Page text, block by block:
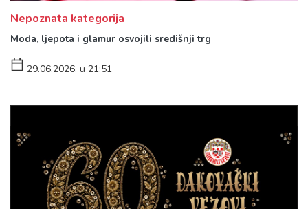
Nepoznata kategorija
Moda, ljepota i glamur osvojili središnji trg
29.06.2026. u 21:51